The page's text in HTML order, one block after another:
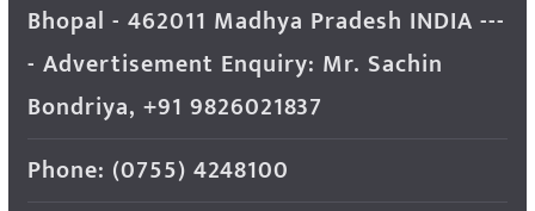
Bhopal - 462011 Madhya Pradesh INDIA ---
- Advertisement Enquiry: Mr. Sachin
Bondriya, +91 9826021837
Phone: (0755) 4248100